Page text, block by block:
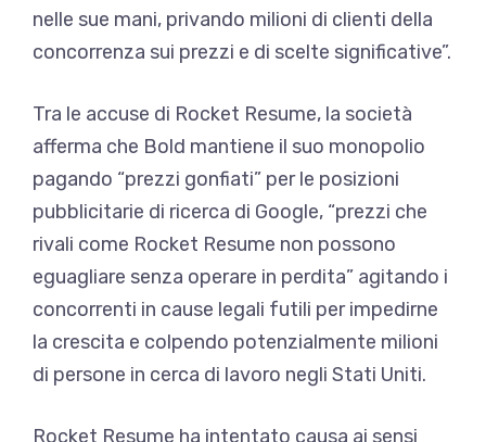
nelle sue mani, privando milioni di clienti della
concorrenza sui prezzi e di scelte significative”.
Tra le accuse di Rocket Resume, la società
afferma che Bold mantiene il suo monopolio
pagando “prezzi gonfiati” per le posizioni
pubblicitarie di ricerca di Google, “prezzi che
rivali come Rocket Resume non possono
eguagliare senza operare in perdita” agitando i
concorrenti in cause legali futili per impedirne
la crescita e colpendo potenzialmente milioni
di persone in cerca di lavoro negli Stati Uniti.
Rocket Resume ha intentato causa ai sensi